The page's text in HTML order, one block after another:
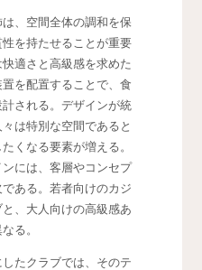
、空間全体の調和を保
を持たせることが重要
適さと高級感を求めた
を配置することで、食
される。デザインが統
は特別な空間であると
くなる要素が増える。
には、客層やコンセプ
ある。若者向けのカジ
、大人向けの高級感あ
る。
たクラブでは、そのテ